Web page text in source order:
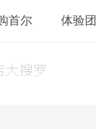
首尔 体验团
搜罗